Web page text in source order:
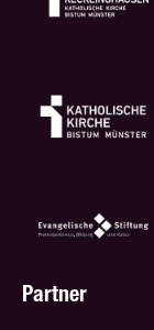
Partner